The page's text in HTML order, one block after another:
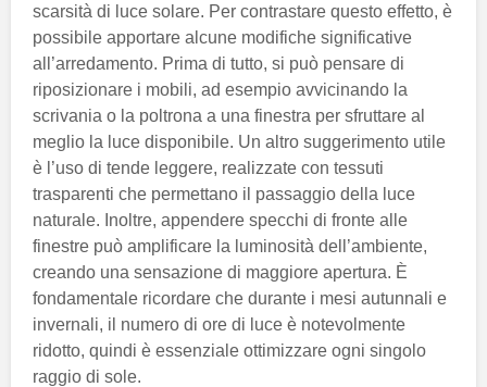
scarsità di luce solare. Per contrastare questo effetto, è
possibile apportare alcune modifiche significative
all’arredamento. Prima di tutto, si può pensare di
riposizionare i mobili, ad esempio avvicinando la
scrivania o la poltrona a una finestra per sfruttare al
meglio la luce disponibile. Un altro suggerimento utile
è l’uso di tende leggere, realizzate con tessuti
trasparenti che permettano il passaggio della luce
naturale. Inoltre, appendere specchi di fronte alle
finestre può amplificare la luminosità dell’ambiente,
creando una sensazione di maggiore apertura. È
fondamentale ricordare che durante i mesi autunnali e
invernali, il numero di ore di luce è notevolmente
ridotto, quindi è essenziale ottimizzare ogni singolo
raggio di sole.